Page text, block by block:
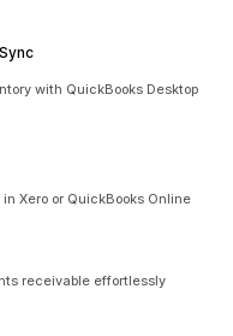
with QuickBooks Desktop
Xero or QuickBooks Online
receivable effortlessly